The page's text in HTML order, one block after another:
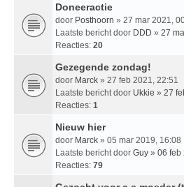
Doneeractie
door Posthoorn » 27 mar 2021,
Laatste bericht door DDD » 27
Reacties: 20
Gezegende zondag!
door Marck » 27 feb 2021, 22:51
Laatste bericht door Ukkie » 27
Reacties: 1
Nieuw hier
door Marck » 05 mar 2019, 16:08
Laatste bericht door Guy » 06 feb
Reacties: 79